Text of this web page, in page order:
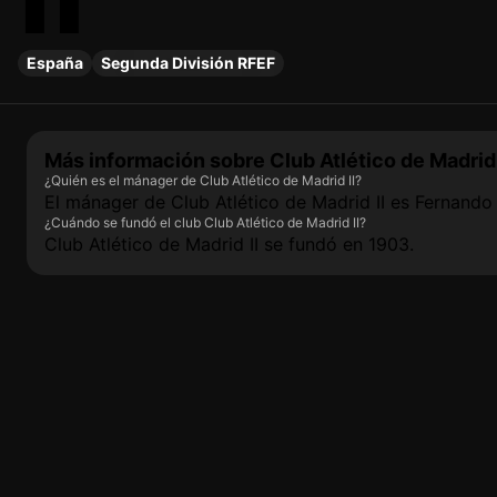
España Segunda División RFEF
Más información sobre Club Atlético de Madrid
¿Quién es el mánager de Club Atlético de Madrid II?
El mánager de Club Atlético de Madrid II es Fernando
¿Cuándo se fundó el club Club Atlético de Madrid II?
Club Atlético de Madrid II se fundó en 1903.